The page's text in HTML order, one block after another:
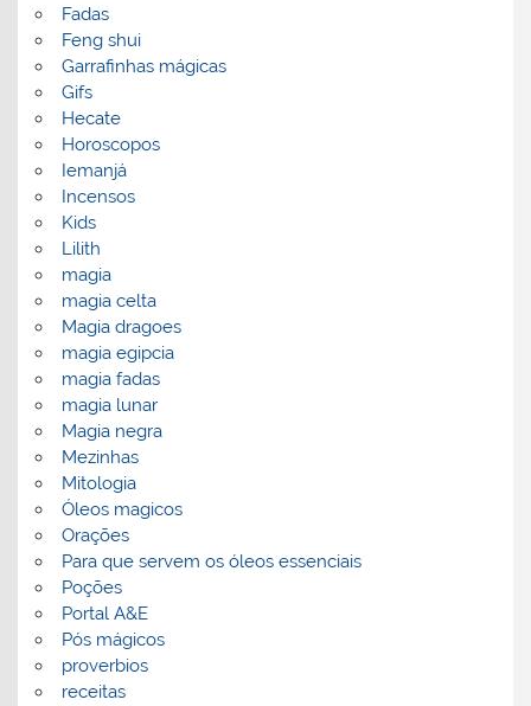
Fadas
Feng shui
Garrafinhas mágicas
Gifs
Hecate
Horoscopos
Iemanjá
Incensos
Kids
Lilith
magia
magia celta
Magia dragoes
magia egipcia
magia fadas
magia lunar
Magia negra
Mezinhas
Mitologia
Óleos magicos
Orações
Para que servem os óleos essenciais
Poções
Portal A&E
Pós mágicos
proverbios
receitas